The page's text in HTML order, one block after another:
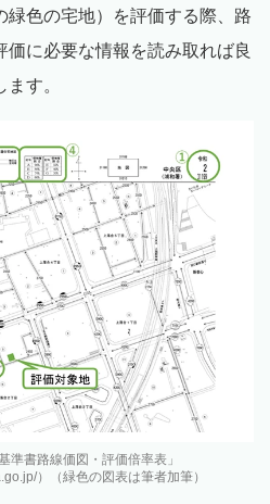
緑色の宅地）を評価する際、路
に必要な情報を読み取れば良
す。
準書路線価図・評価倍率表」
）（緑色の図表は筆者加筆）